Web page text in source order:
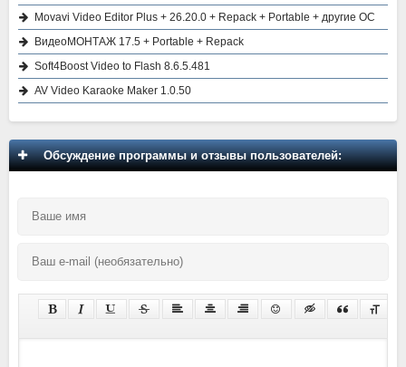
Movavi Video Editor Plus + 26.20.0 + Repack + Portable + другие ОС
ВидеоМОНТАЖ 17.5 + Portable + Repack
Soft4Boost Video to Flash 8.6.5.481
AV Video Karaoke Maker 1.0.50
Обсуждение программы и отзывы пользователей: